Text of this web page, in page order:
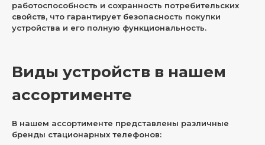
работоспособность и сохранность потребительских
свойств, что гарантирует безопасность покупки
устройства и его полную функциональность.
Виды устройств в нашем
ассортименте
В нашем ассортименте представлены различные
бренды стационарных телефонов: